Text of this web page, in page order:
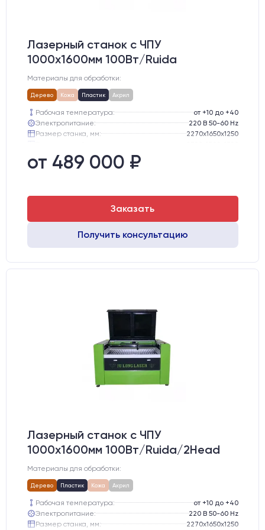
Лазерный станок c ЧПУ
1000х1600мм 100Вт/Ruida
Материалы для обработки:
Дерево Кожа Пластик Акрил
Рабочая температура:
от +10 до +40
Электропитание:
220 В 50-60 Hz
Размер станка, мм:
2270х1650х1250
Вес брутто:
Шаговые двигатели:
от 489 000 ₽
Заказать
Получить консультацию
Лазерный станок c ЧПУ
1000х1600мм 100Вт/Ruida/2Head
Материалы для обработки:
Дерево Пластик Кожа Акрил
Рабочая температура:
от +10 до +40
Электропитание:
220 В 50-60 Hz
Размер станка, мм:
2270х1650х1250